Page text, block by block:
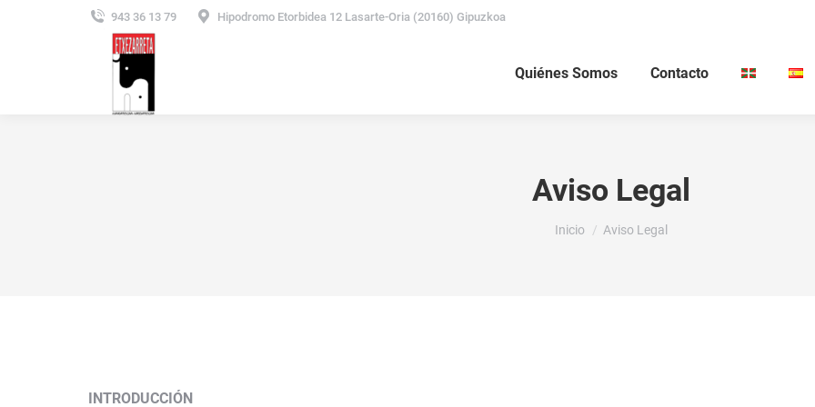
943 36 13 79 Hipodromo Etorbidea 12 Lasarte-Oria (20160) Gipuzkoa
Quiénes Somos Contacto
Aviso Legal
Estás aquí:
Inicio Aviso Legal
INTRODUCCIÓN